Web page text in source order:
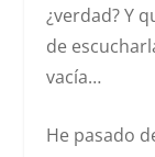
¿verdad? Y
de
vacía…
He pasado